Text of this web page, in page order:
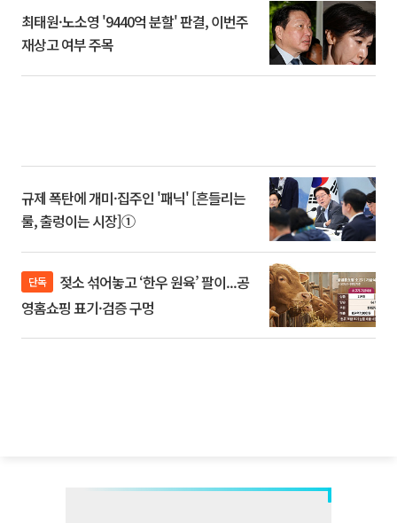
최태원·노소영 '9440억 분할' 판결, 이번주
재상고 여부 주목
규제 폭탄에 개미·집주인 '패닉' [흔들리는
룰, 출렁이는 시장]①
단독
영홈쇼핑 표기·검증 구멍